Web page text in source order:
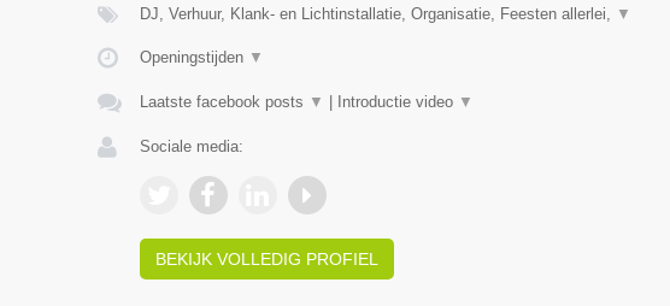
DJ, Verhuur, Klank- en Lichtinstallatie, Organisatie, Feesten allerlei, ▼
Openingstijden ▼
Laatste facebook posts ▼ Introductie video ▼
Sociale media:
BEKIJK VOLLEDIG PROFIEL